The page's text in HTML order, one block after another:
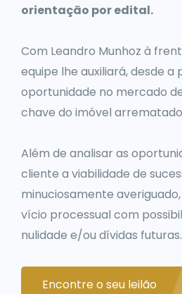
orientação por edital.
Com Leandro Munhoz à
equipe lhe auxiliará, desde
oportunidade no mercado
chave do imóvel
Além de analisar as
cliente a viabilidade de
minuciosamente
vício processual com
nulidade e/ou dívidas futuras.
Encontre o seu leilão